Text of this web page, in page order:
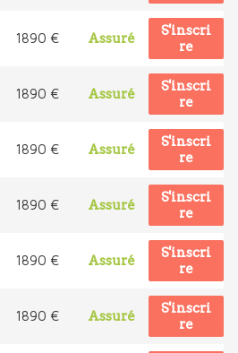
1890 € Assuré
S'inscri
re
1890 € Assuré
S'inscri
re
1890 € Assuré
S'inscri
re
1890 € Assuré
S'inscri
re
1890 € Assuré
S'inscri
re
1890 € Assuré
S'inscri
re